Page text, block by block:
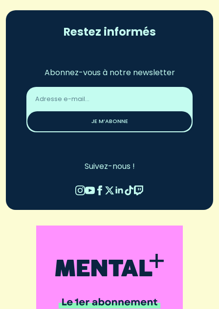
Restez informés
Abonnez-vous à notre newsletter
Adresse
email
JE M’ABONNE
Suivez-nous !